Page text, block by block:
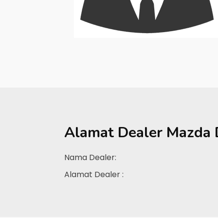
Alamat Dealer Mazda
Nama Dealer:
Alamat Dealer :